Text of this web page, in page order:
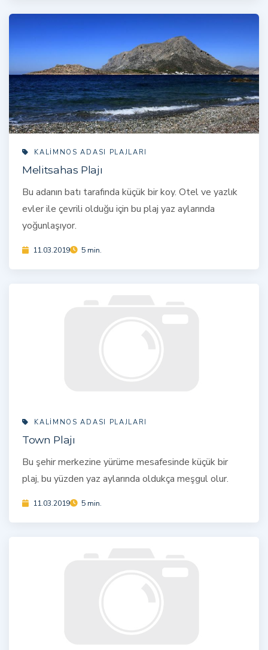
KALIMNOS ADASI PLAJLARI
Melitsahas Plajı
Bu adanın batı tarafında küçük bir koy. Otel ve yazlık
evler ile çevrili olduğu için bu plaj yaz aylarında
yoğunlaşıyor.
11.03.2019 5 min.
KALIMNOS ADASI PLAJLARI
Town Plajı
Bu şehir merkezine yürüme mesafesinde küçük bir
plaj, bu yüzden yaz aylarında oldukça meşgul olur.
11.03.2019 5 min.